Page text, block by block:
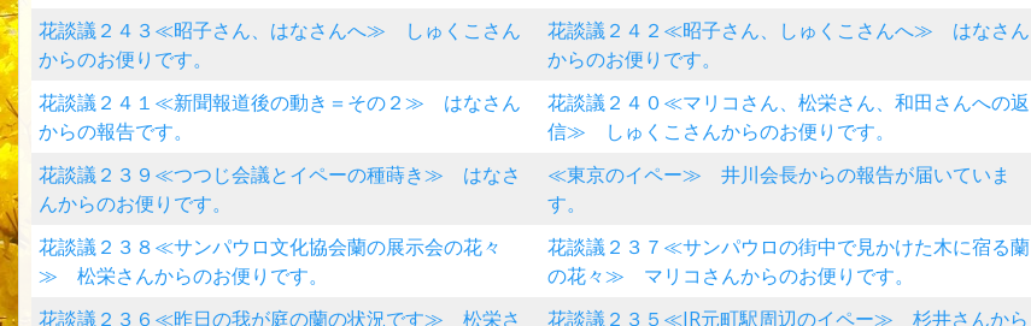
花談議２４３≪昭子さん、はなさんへ≫ しゅくこさん
からのお便りです。
花談議２４２≪昭子さん、しゅくこさんへ≫ はなさん
からのお便りです。
花談議２４１≪新聞報道後の動き＝その２≫ はなさん
からの報告です。
花談議２４０≪マリコさん、松栄さん、和田さんへの返
信≫ しゅくこさんからのお便りです。
花談議２３９≪つつじ会議とイペーの種蒔き≫ はなさ
んからのお便りです。
≪東京のイペー≫ 井川会長からの報告が届いていま
す。
花談議２３８≪サンパウロ文化協会蘭の展示会の花々
≫ 松栄さんからのお便りです。
花談議２３７≪サンパウロの街中で見かけた木に宿る蘭
の花々≫ マリコさんからのお便りです。
花談議２３６≪昨日の我が庭の蘭の状況です≫ 松栄さ
花談議２３５≪JR元町駅周辺のイペー≫ 杉井さんから